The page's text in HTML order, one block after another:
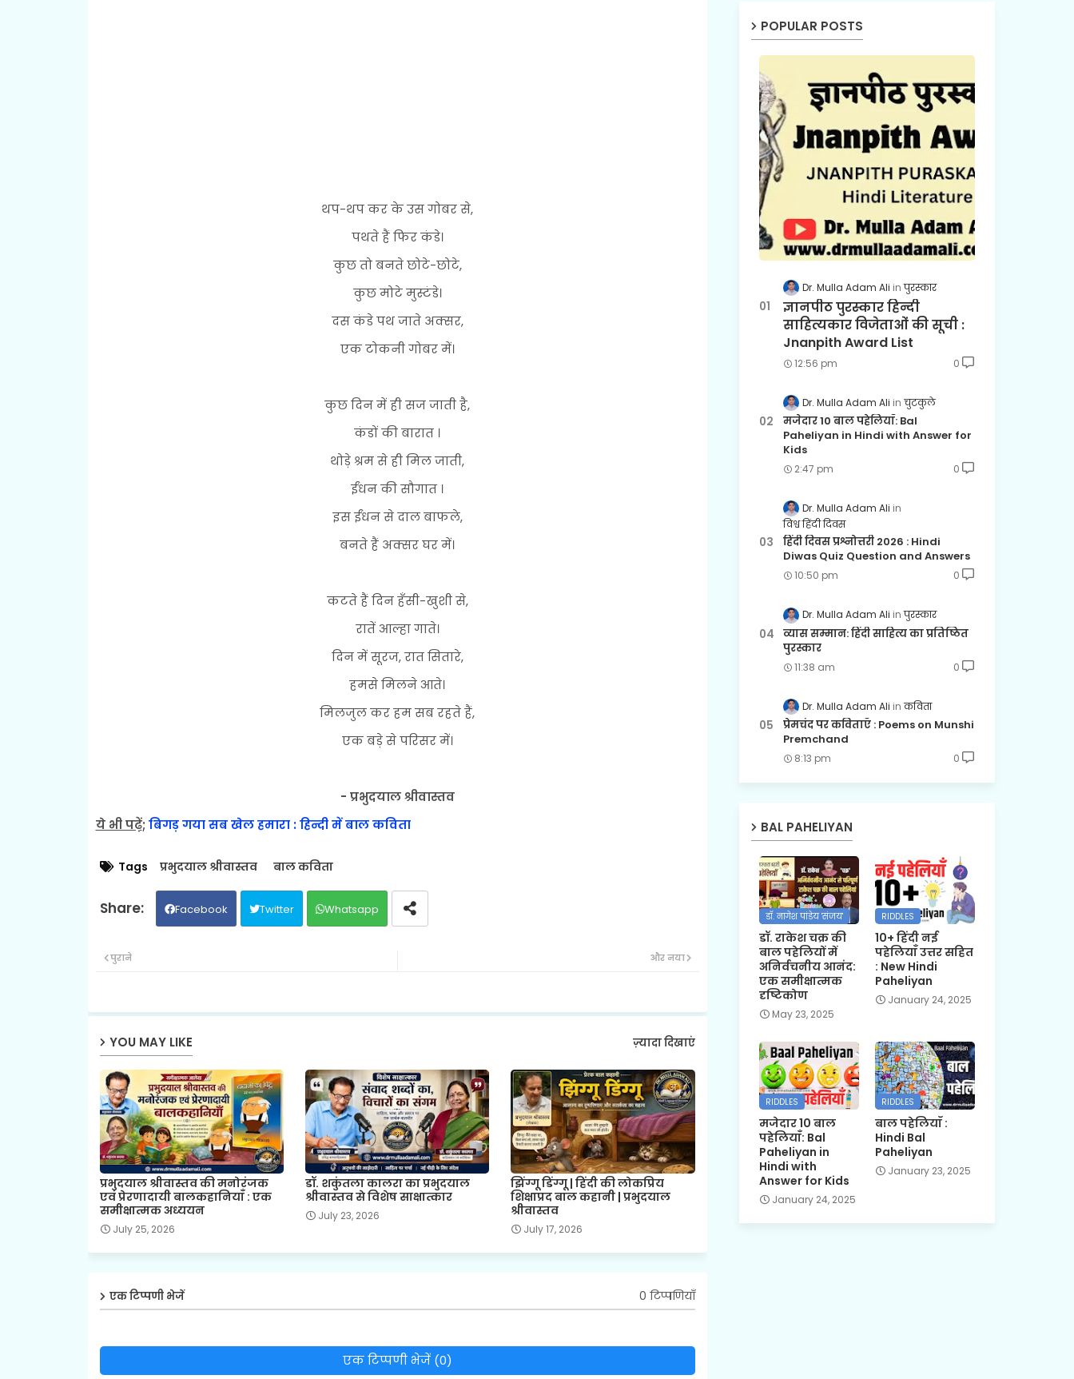
थप-थप कर के उस गोबर से,
पथते हैं फिर कंडे।
कुछ तो बनते छोटे-छोटे,
कुछ मोटे मुस्टंडे।
दस कंडे पथ जाते अक्सर,
एक टोकनी गोबर में।
कुछ दिन में ही सज जाती है,
कंडों की बारात ।
थोड़े श्रम से ही मिल जाती,
ईंधन की सौगात ।
इस ईंधन से दाल बाफले,
बनते हैं अक्सर घर में।
कटते हैं दिन हँसी-खुशी से,
रातें आल्हा गाते।
दिन में सूरज, रात सितारे,
हमसे मिलने आते।
मिलजुल कर हम सब रहते हैं,
एक बड़े से परिसर में।
- प्रभुदयाल श्रीवास्तव
ये भी पढ़ें; बिगड़ गया सब खेल हमारा : हिन्दी में बाल कविता
Tags प्रभुदयाल श्रीवास्तव बाल कविता
Facebook Twitter Whatsapp
और नया
पुराने
YOU MAY LIKE ज़्यादा दिखाएं
प्रभुदयाल श्रीवास्तव की मनोरंजक
एवं प्रेरणादायी बालकहानियाँ : एक
समीक्षात्मक अध्ययन
July 25, 2026
डॉ. शकुंतला कालरा का प्रभुदयाल
श्रीवास्तव से विशेष साक्षात्कार
July 23, 2026
झिंग्गू डिंग्गू | हिंदी की लोकप्रिय
शिक्षाप्रद बाल कहानी | प्रभुदयाल
श्रीवास्तव
July 17, 2026
एक टिप्पणी भेजें 0 टिप्पणियाँ
एक टिप्पणी भेजें (0)
POPULAR POSTS
Dr. Mulla Adam Ali पुरस्कार
ज्ञानपीठ पुरस्कार हिन्दी
साहित्यकार विजेताओं की सूची :
Jnanpith Award List
12:56 pm 0
Dr. Mulla Adam Ali चुटकुले
मजेदार 10 बाल पहेलियाँ: Bal
Paheliyan in Hindi with Answer for
Kids
2:47 pm 0
Dr. Mulla Adam Ali
विश्व हिंदी दिवस
हिंदी दिवस प्रश्नोत्तरी 2026 : Hindi
Diwas Quiz Question and Answers
10:50 pm 0
Dr. Mulla Adam Ali पुरस्कार
व्यास सम्मान: हिंदी साहित्य का प्रतिष्ठित
पुरस्कार
11:38 am 0
Dr. Mulla Adam Ali कविता
प्रेमचंद पर कविताएँ : Poems on Munshi
Premchand
8:13 pm 0
BAL PAHELIYAN
डॉ. नागेश पांडेय 'संजय'
डॉ. राकेश चक्र की
बाल पहेलियों में
अनिर्वचनीय आनंद:
एक समीक्षात्मक
दृष्टिकोण
May 23, 2025
RIDDLES
10+ हिंदी नई
पहेलियाँ उत्तर सहित
: New Hindi
Paheliyan
January 24, 2025
RIDDLES
मजेदार 10 बाल
पहेलियाँ: Bal
Paheliyan in
Hindi with
Answer for Kids
January 24, 2025
RIDDLES
बाल पहेलियाँ :
Hindi Bal
Paheliyan
January 23, 2025